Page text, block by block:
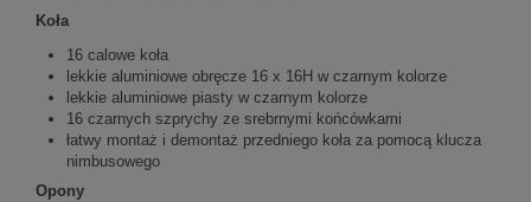
Koła
16 calowe koła
lekkie aluminiowe obręcze 16 x 16H w czarnym kolorze
lekkie aluminiowe piasty w czarnym kolorze
16 czarnych szprychy ze srebrnymi końcówkami
łatwy montaż i demontaż przedniego koła za pomocą klucza
nimbusowego
Opony